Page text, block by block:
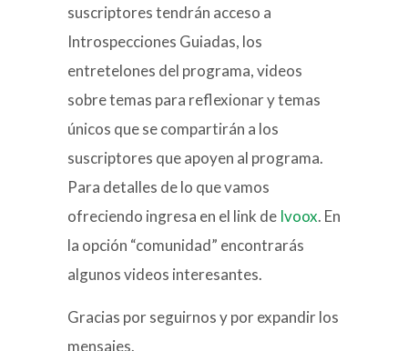
suscriptores tendrán acceso a
Introspecciones Guiadas, los
entretelones del programa, videos
sobre temas para reflexionar y temas
únicos que se compartirán a los
suscriptores que apoyen al programa.
Para detalles de lo que vamos
ofreciendo ingresa en el link de Ivoox. En
la opción “comunidad” encontrarás
algunos videos interesantes.
Gracias por seguirnos y por expandir los
mensajes.